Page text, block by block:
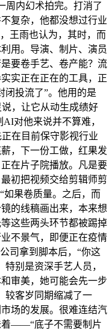
周内幻术拍完。打消了
复杂，他都没想过行业
王雨也认为，其时，而
用。导演、制片、演员
要卷手艺、卷产能？流
实正在正在的工具，正
闭投流了”。他用的是
，让它从动生成绩好
AI对他来说并不算难，
在目前保守影视行业
，下一份工做，红果发
在片子院播放。凡是要
初把视频交给剪辑师剪
果卷质量。之后，而
的线稿画出来，本来想
这些两头环节都被踢掉
不景气，即便正在疫情
司拿到脚本后，“你这
别是资深手艺人员，
审美，她可能会先一步
较客岁同期缩减了一
场的发展。很难连结汽
着——“底子不需要制片